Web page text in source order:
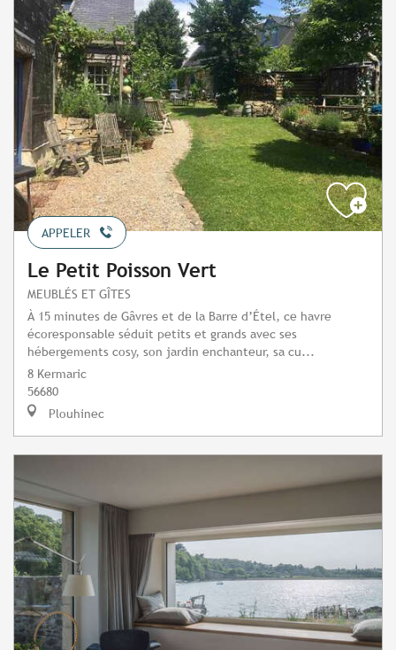
APPELER
Le Petit Poisson Vert
MEUBLÉS ET GÎTES
À 15 minutes de Gâvres et de la Barre d’Étel, ce havre
écoresponsable séduit petits et grands avec ses
hébergements cosy, son jardin enchanteur, sa cu...
8 Kermaric
56680
Plouhinec